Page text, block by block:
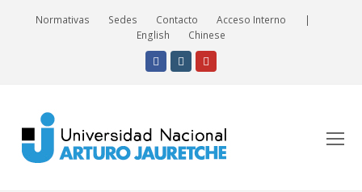
Normativas Sedes Contacto Acceso Interno
|
English
Chinese
FacebookInstagram